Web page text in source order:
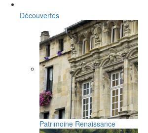
Découvertes
Patrimoine Renaissance